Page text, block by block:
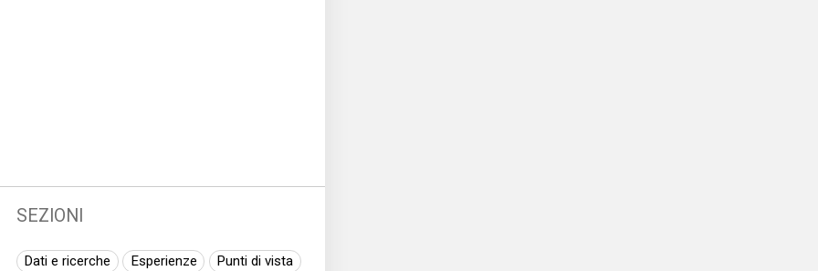
SEZIONI
Dati e ricerche Esperienze
Punti di vista